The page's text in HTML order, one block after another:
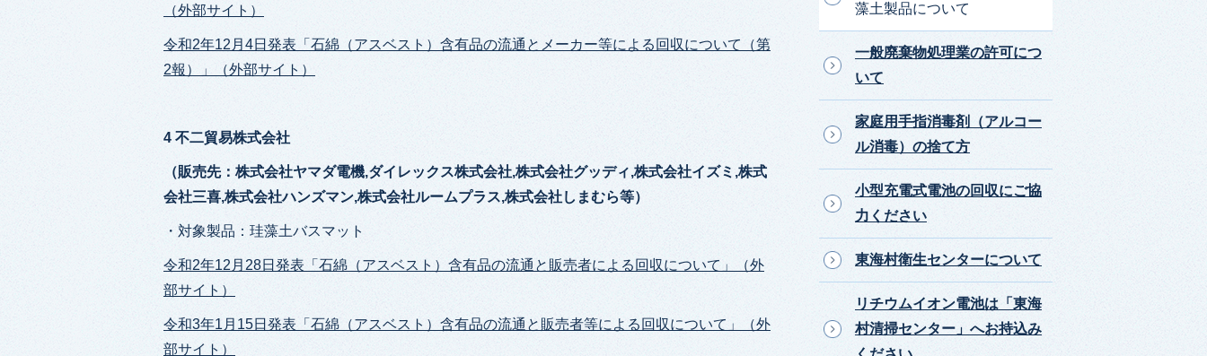
（外部サイト）
令和2年12月4日発表「石綿（アスベスト）含有品の流通とメーカー等による回収について（第
2報）」（外部サイト）
4 不二貿易株式会社
（販売先：株式会社ヤマダ電機,ダイレックス株式会社,株式会社グッディ,株式会社イズミ,株式
会社三喜,株式会社ハンズマン,株式会社ルームプラス,株式会社しまむら等）
・対象製品：珪藻土バスマット
令和2年12月28日発表「石綿（アスベスト）含有品の流通と販売者による回収について」（外
部サイト）
令和3年1月15日発表「石綿（アスベスト）含有品の流通と販売者等による回収について」（外
部サイト）
藻土製品について
一般廃棄物処理業の許可につ
いて
家庭用手指消毒剤（アルコー
ル消毒）の捨て方
小型充電式電池の回収にご協
力ください
東海村衛生センターについて
リチウムイオン電池は「東海
村清掃センター」へお持込み